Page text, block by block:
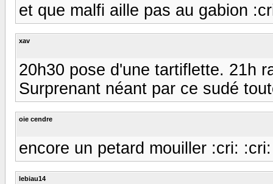
et que malfi aille pas au gabion
xav
20h30 pose d'une tartiflette. 21h
Surprenant néant par ce sudé
oie cendre
encore un petard mouiller :cri: :cri:
lebiau14